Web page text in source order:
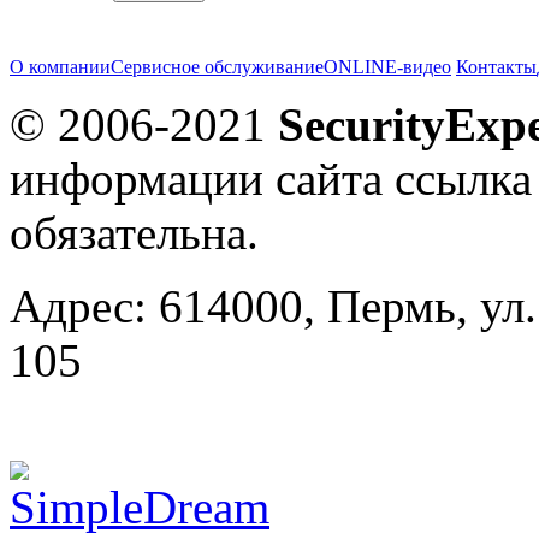
О компанииСервисное обслуживаниеONLINE-видео Контакты
© 2006-2021
информации сайта
обязательна.
Адрес: 614000, Пермь,
105